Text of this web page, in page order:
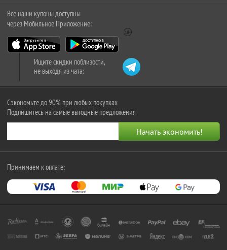
Все наши купоны доступны
через Мобильное Приложение:
Ищите скидки поблизости,
не выходя из чата:
Сэкономьте до 90% при любых покупках
Подпишитесь на самые выгодные предложения
Принимаем к оплате: